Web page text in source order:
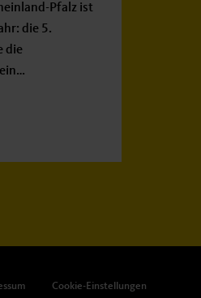
Pfalz ist
die 5.
die
Cookie-Einstellungen